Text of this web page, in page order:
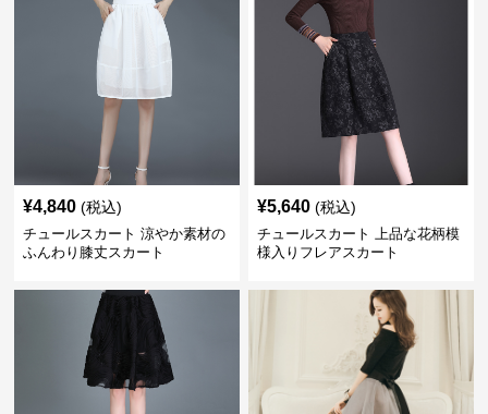
¥4,840 (税込)
チュールスカート 涼やか素材の
ふんわり膝丈スカート
¥5,640 (税込)
チュールスカート 上品な花柄模
様入りフレアスカート